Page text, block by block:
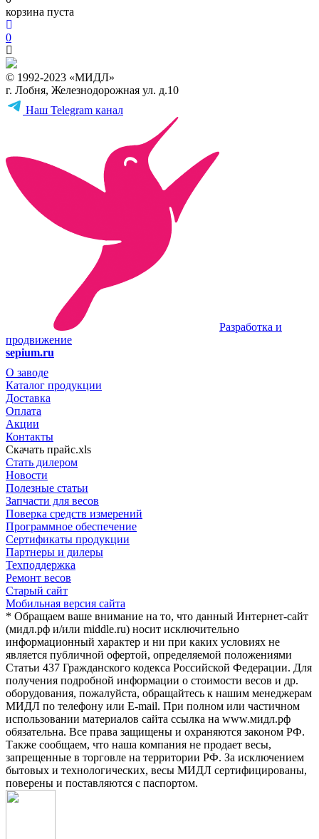
корзина пуста
0
© 1992-2023 «МИДЛ»
г. Лобня, Железнодорожная ул. д.10
Наш Telegram канал
Разработка и
продвижение
sepium.ru
О заводе
Каталог продукции
Доставка
Оплата
Акции
Контакты
Скачать прайс.xls
Стать дилером
Новости
Полезные статьи
Запчасти для весов
Поверка средств измерений
Программное обеспечение
Сертификаты продукции
Партнеры и дилеры
Техподдержка
Ремонт весов
Старый сайт
Мобильная версия сайта
* Обращаем ваше внимание на то, что данный Интернет-сайт
(мидл.рф и/или middle.ru) носит исключительно
информационный характер и ни при каких условиях не
является публичной офертой, определяемой положениями
Статьи 437 Гражданского кодекса Российской Федерации. Для
получения подробной информации о стоимости весов и др.
оборудования, пожалуйста, обращайтесь к нашим менеджерам
МИДЛ по телефону или E-mail. При полном или частичном
использовании материалов сайта ссылка на www.мидл.рф
обязательна. Все права защищены и охраняются законом РФ.
Также сообщаем, что наша компания не продает весы,
запрещенные в торговле на территории РФ. За исключением
бытовых и технологических, весы МИДЛ сертифицированы,
поверены и поставляются с паспортом.